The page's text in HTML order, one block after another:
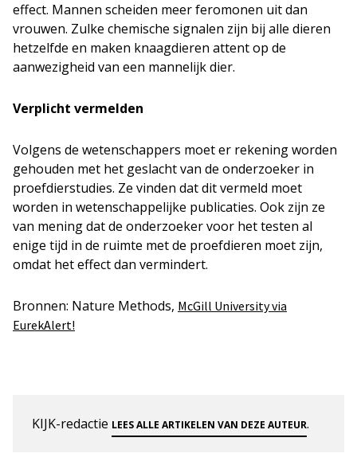
effect. Mannen scheiden meer feromonen uit dan
vrouwen. Zulke chemische signalen zijn bij alle dieren
hetzelfde en maken knaagdieren attent op de
aanwezigheid van een mannelijk dier.
Verplicht vermelden
Volgens de wetenschappers moet er rekening worden
gehouden met het geslacht van de onderzoeker in
proefdierstudies. Ze vinden dat dit vermeld moet
worden in wetenschappelijke publicaties. Ook zijn ze
van mening dat de onderzoeker voor het testen al
enige tijd in de ruimte met de proefdieren moet zijn,
omdat het effect dan vermindert.
Bronnen: Nature Methods, McGill University via
EurekAlert!
KIJK-redactie LEES ALLE ARTIKELEN VAN DEZE AUTEUR.